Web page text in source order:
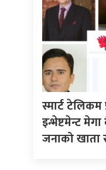
स्मार्ट
इन्भेष्टमेन्ट
जनाको खाता